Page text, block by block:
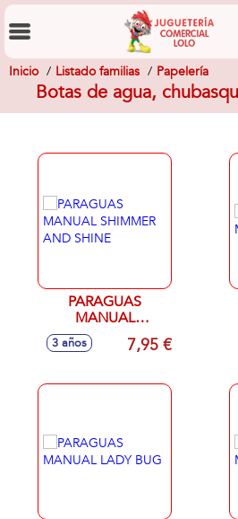
Inicio Listado familias Papelería
Botas de agua,
PARAGUAS
MANUAL
SHIMMER AND
SHINE
3 años 7,95 €